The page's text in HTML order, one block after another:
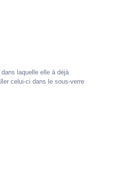
laquelle elle à déjà
celui-ci dans le sous-verre